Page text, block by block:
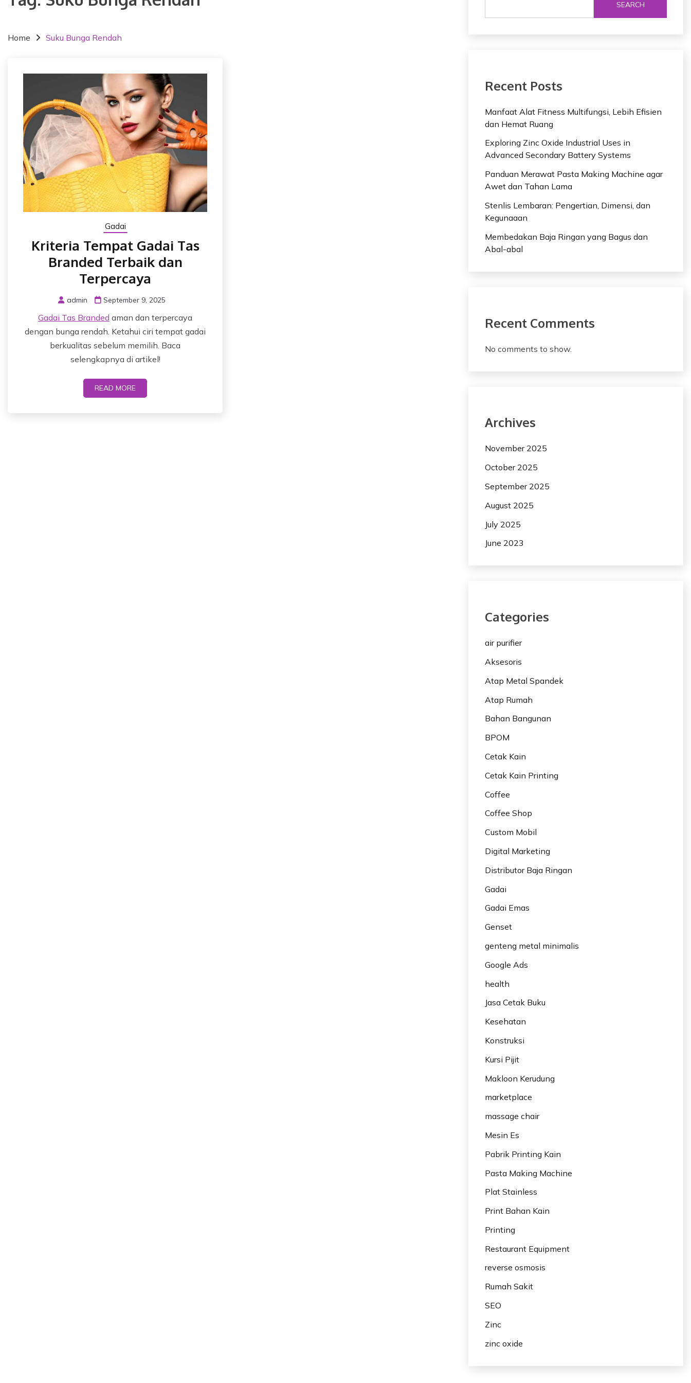
Home Suku Bunga Rendah
Gadai
Kriteria Tempat Gadai Tas
Branded Terbaik dan
Terpercaya
admin September 9, 2025
Gadai Tas Branded aman dan terpercaya
dengan bunga rendah. Ketahui ciri tempat gadai
berkualitas sebelum memilih. Baca
selengkapnya di artikel!
READ MORE
SEARCH
Recent Posts
Manfaat Alat Fitness Multifungsi, Lebih Efisien
dan Hemat Ruang
Exploring Zinc Oxide Industrial Uses in
Advanced Secondary Battery Systems
Panduan Merawat Pasta Making Machine agar
Awet dan Tahan Lama
Stenlis Lembaran: Pengertian, Dimensi, dan
Kegunaaan
Membedakan Baja Ringan yang Bagus dan
Abal-abal
Recent Comments
No comments to show.
Archives
November 2025
October 2025
September 2025
August 2025
July 2025
June 2023
Categories
air purifier
Aksesoris
Atap Metal Spandek
Atap Rumah
Bahan Bangunan
BPOM
Cetak Kain
Cetak Kain Printing
Coffee
Coffee Shop
Custom Mobil
Digital Marketing
Distributor Baja Ringan
Gadai
Gadai Emas
Genset
genteng metal minimalis
Google Ads
health
Jasa Cetak Buku
Kesehatan
Konstruksi
Kursi Pijit
Makloon Kerudung
marketplace
massage chair
Mesin Es
Pabrik Printing Kain
Pasta Making Machine
Plat Stainless
Print Bahan Kain
Printing
Restaurant Equipment
reverse osmosis
Rumah Sakit
SEO
Zinc
zinc oxide